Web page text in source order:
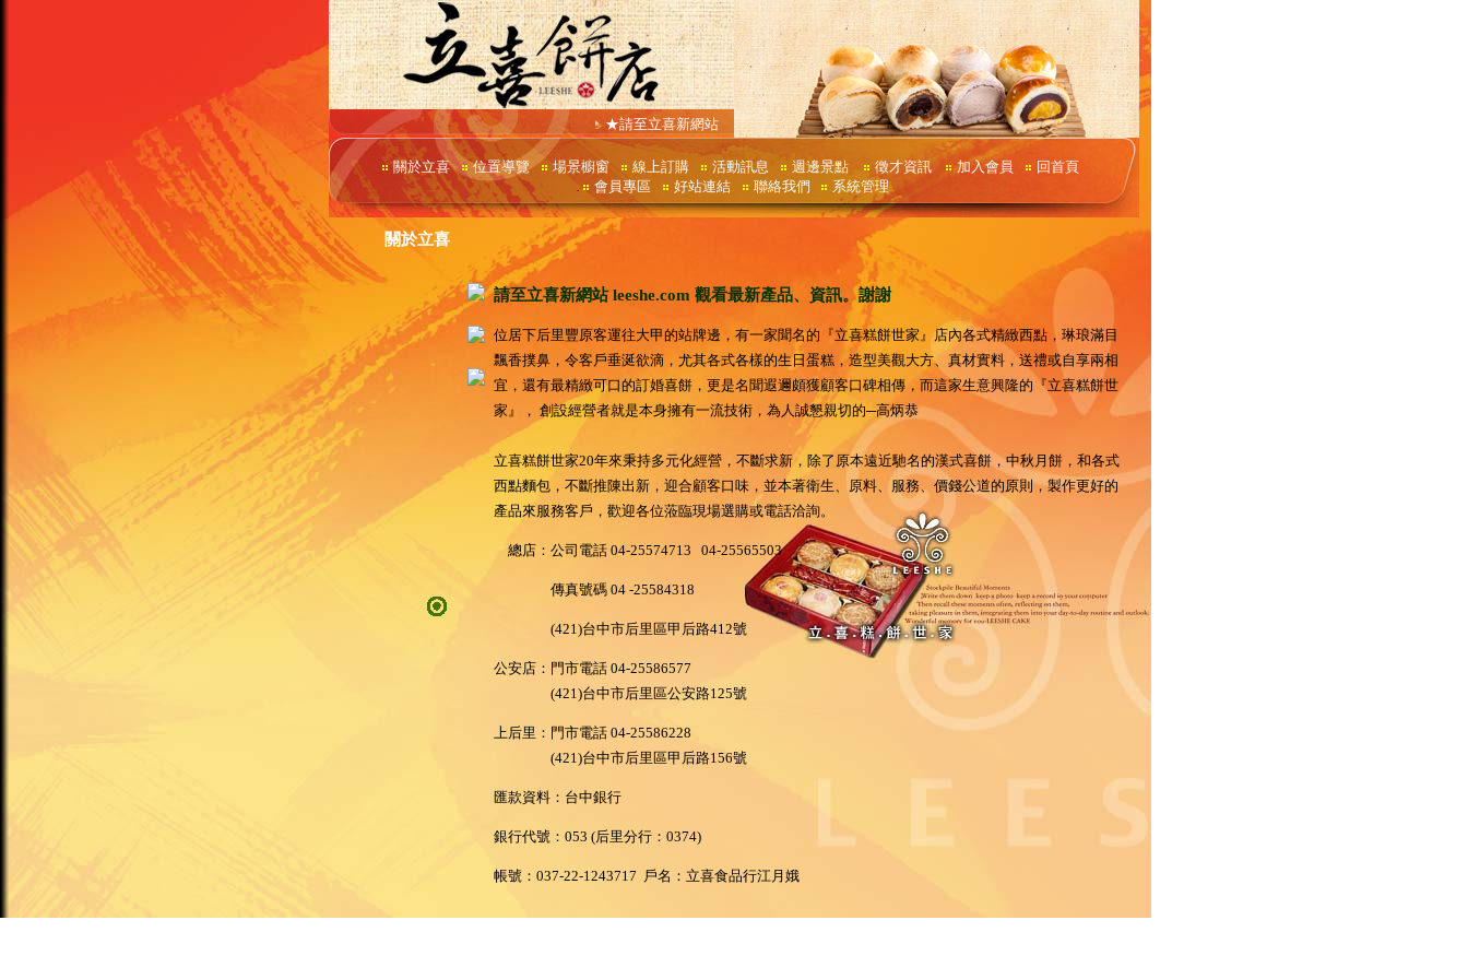
★請至立喜新網站 leeshe.com 觀看最新產品、資訊★ ★２０１４年中秋月餅禮盒DM出爐了~記得看一看哦！！
關於立喜 位置導覽 場景櫥窗 線上訂購 活動訊息 週邊景點 徵才資訊 加入會員 回首頁
. 會員專區 好站連結 聯絡我們 系統管理
關於立喜
請至立喜新網站 leeshe.com 觀看最新產品、資訊。謝謝
位居下后里豐原客運往大甲的站牌邊，有一家聞名的『立喜糕餅世家』店內各式精緻西點，琳琅滿目
飄香撲鼻，令客戶垂涎欲滴，尤其各式各樣的生日蛋糕，造型美觀大方、真材實料，送禮或自享兩相
宜，還有最精緻可口的訂婚喜餅，更是名聞遐邇頗獲顧客口碑相傳，而這家生意興隆的『立喜糕餅世
家』， 創設經營者就是本身擁有一流技術，為人誠懇親切的─高炳恭
立喜糕餅世家20年來秉持多元化經營，不斷求新，除了原本遠近馳名的漢式喜餅，中秋月餅，和各式
西點麵包，不斷推陳出新，迎合顧客口味，並本著衛生、原料、服務、價錢公道的原則，製作更好的
產品來服務客戶，歡迎各位蒞臨現場選購或電話洽詢。
總店：公司電話 04-25574713 04-25565503
傳真號碼 04 -25584318
(421)台中市后里區甲后路412號
公安店：門市電話 04-25586577
(421)台中市后里區公安路125號
上后里：門市電話 04-25586228
(421)台中市后里區甲后路156號
匯款資料：台中銀行
銀行代號：053 (后里分行：0374)
帳號：037-22-1243717 戶名：立喜食品行江月娥